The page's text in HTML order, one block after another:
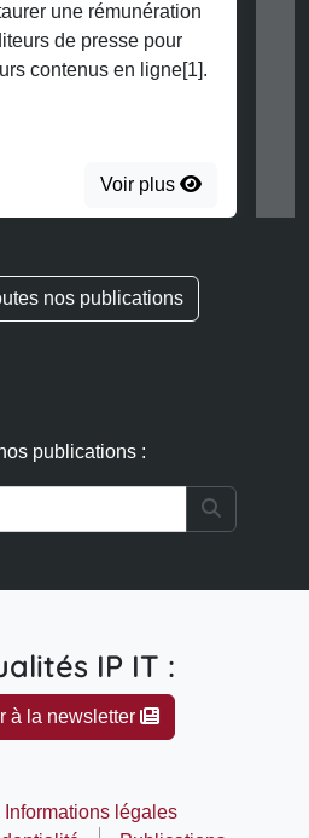
une rémunération
de presse pour
contenus en ligne[1].
Voir plus
nos publications
publications :
IP IT :
à la newsletter
Informations légales